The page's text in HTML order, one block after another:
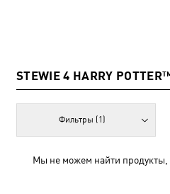
STEWIE 4 HARRY
Фильтры (1)
Мы не можем найти продукты,